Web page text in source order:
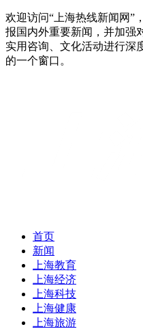
欢迎访问“上海热线新闻网”
报国内外重要新闻，并加强
实用咨询、文化活动进行深
的一个窗口。
首页
新闻
上海教育
上海经济
上海科技
上海健康
上海旅游